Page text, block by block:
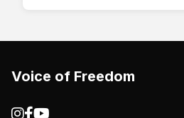
Voice of Freedom